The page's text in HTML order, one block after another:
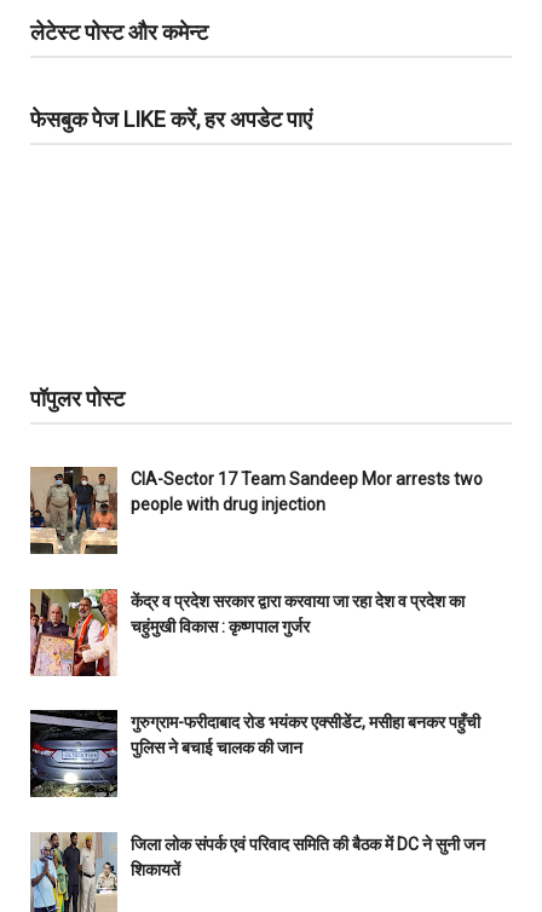
लेटेस्ट पोस्ट और कमेन्ट
फेसबुक पेज LIKE करें, हर अपडेट पाएं
पॉपुलर पोस्ट
CIA-Sector 17 Team Sandeep Mor arrests two
people with drug injection
केंद्र व प्रदेश सरकार द्वारा करवाया जा रहा देश व प्रदेश का
चहुंमुखी विकास : कृष्णपाल गुर्जर
गुरुग्राम-फरीदाबाद रोड भयंकर एक्सीडेंट, मसीहा बनकर पहुँची
पुलिस ने बचाई चालक की जान
जिला लोक संपर्क एवं परिवाद समिति की बैठक में DC ने सुनी जन
शिकायतें